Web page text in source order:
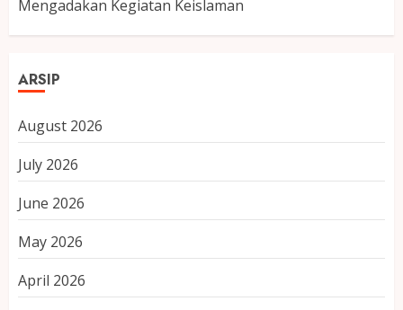
Mengadakan Kegiatan Keislaman
ARSIP
August 2026
July 2026
June 2026
May 2026
April 2026